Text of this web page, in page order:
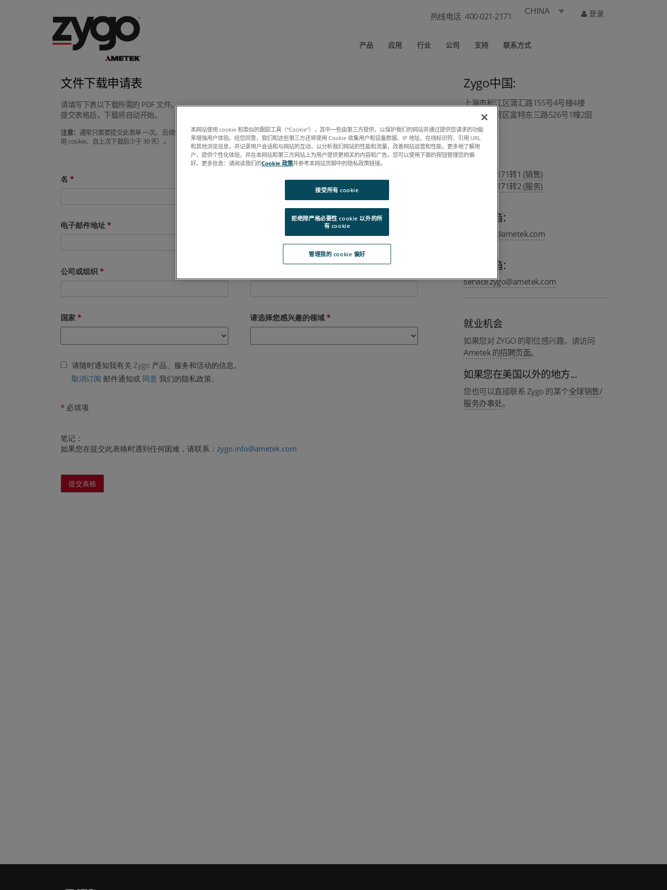
热线电话 400-021-2171 CHINA 登录
产品 应用 行业 公司 支持 联系方式
Zygo中国:
上海市松江区蒲汇路155号4号楼4楼
上海市自贸区富特东三路526号1幢2层
A1/A4部位
热线 :
400 021 2171转1 (销售)
400 021 2171转2 (服务)
销售邮箱：
info.zygo@ametek.com
服务邮箱：
service.zygo@ametek.com
就业机会
如果您对 ZYGO 的职位感兴趣，请访问
Ametek 的招聘页面。
如果您在美国以外的地方...
您也可以直接联系 Zygo 的某个全球销售/
服务办事处。
文件下载申请表
请填写下表以下载所需的 PDF 文件。
提交表格后，下载将自动开始。
注意： 通常只需要提交此表单 一次。 后续尝试下载手册或规范 PDF 时应绕过此表单（要求：相同的浏览器、相同的计算机、允许使
用 cookie，自上次下载后少于 30 天）。
本网站使用 cookie 和类似的跟踪工具（“Cookie”），其中一些由第三方提供，以保护我们的网站并通过提供您请求的功能
来增强用户体验。经您同意，我们和这些第三方还将使用 Cookie 收集用户和设备数据、IP 地址、在线标识符、引用 URL
和其他浏览信息，并记录用户会话和与网站的互动，以分析我们网站的性能和流量，改善网站运营和性能，更多地了解用
户，提供个性化体验，并在本网站和第三方网站上为用户提供更相关的内容和广告。您可以使用下面的按钮管理您的偏
好。更多信息：请阅读我们的Cookie 政策并参考本网站页脚中的隐私政策链接。
管理我的 cookie 偏好
拒绝除严格必要性 cookie 以外的所
有 cookie
接受所有 cookie